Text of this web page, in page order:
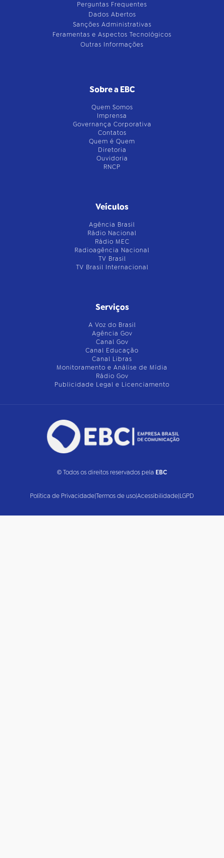
Perguntas Frequentes
Dados Abertos
Sanções Administrativas
Feramentas e Aspectos Tecnológicos
Outras Informações
Sobre a EBC
Quem Somos
Imprensa
Governança Corporativa
Contatos
Quem é Quem
Diretoria
Ouvidoria
RNCP
Veículos
Agência Brasil
Rádio Nacional
Rádio MEC
Radioagência Nacional
TV Brasil
TV Brasil Internacional
Serviços
A Voz do Brasil
Agência Gov
Canal Gov
Canal Educação
Canal Libras
Monitoramento e Análise de Mídia
Rádio Gov
Publicidade Legal e Licenciamento
© Todos os direitos reservados pela EBC
Política de Privacidade|Termos de uso|Acessibilidade|LGPD